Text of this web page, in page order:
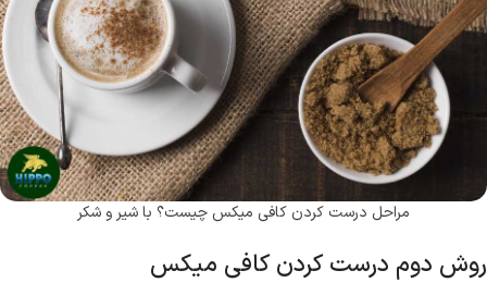
مراحل درست کردن کافی میکس چیست؟ با شیر و شکر
روش دوم درست کردن کافی میکس